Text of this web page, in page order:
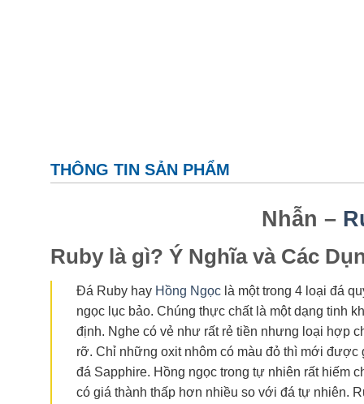
THÔNG TIN SẢN PHẨM
Nhẫn –
Ruby là gì? Ý Nghĩa và Các
Đá Ruby hay Hồng Ngọc là một trong 4 loại đá
ngọc lục bảo. Chúng thực chất là một dạng tinh
định. Nghe có vẻ như rất rẻ tiền nhưng loại hợp
rỡ. Chỉ những oxit nhôm có màu đỏ thì mới
đá Sapphire. Hồng ngọc trong tự nhiên rất hiếm
có giá thành thấp hơn nhiều so với đá tự nhiên.